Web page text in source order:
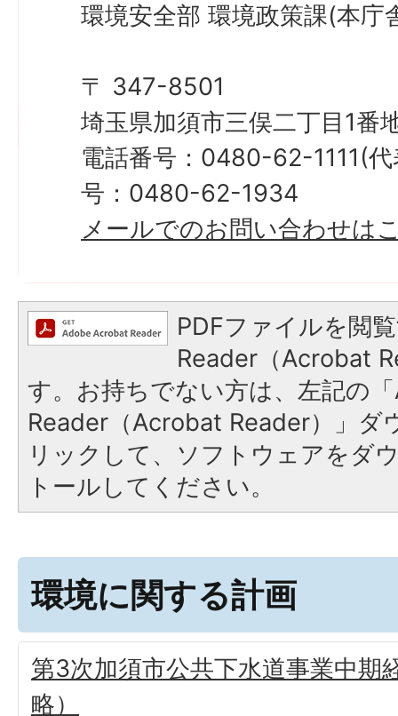
環境安全部 環境政策課(本庁
〒 347-8501
埼玉県加須市三俣二丁目1番
電話番号：0480-62-1111(
号：0480-62-1934
メールでのお問い合わせは
PDFファイルを閲
Reader（Acrobat
す。お持ちでない方は、左記の
Reader（Acrobat Reader）」ダ
リックして、ソフトウェアをダ
トールしてください。
環境に関する計画
第3次加須市公共下水道事業中期
略）